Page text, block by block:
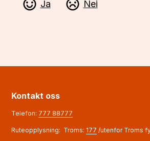
Ja Nei
Kontakt oss
Telefon: 777 88777
Ruteopplysning: Troms: 177 /utenfor Troms